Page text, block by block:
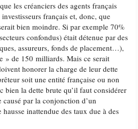
les créanciers des agents français
français et, donc, que
bien moindre. Si par exemple 70%
confondus) était détenue par des
assureurs, fonds de placement…),
» de 150 milliards. Mais ce serait
honorer la charge de leur dette
soit une entité française ou non
bien la dette brute qu’il faut considérer
causé par la conjonction d’un
hausse inattendue des taux due à des